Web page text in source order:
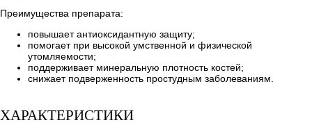
Преимущества препарата:
повышает антиоксидантную защиту;
помогает при высокой умственной и физической
утомляемости;
поддерживает минеральную плотность костей;
снижает подверженность простудным заболеваниям.
ХАРАКТЕРИСТИКИ